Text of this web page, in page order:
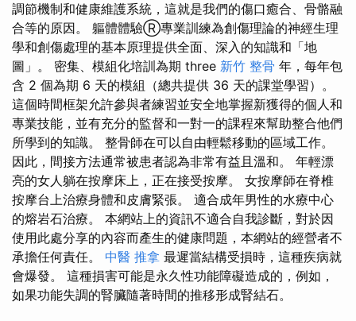
調節機制和健康維護系統，這就是我們的傷口癒合、骨骼融
合等的原因。 軀體體驗Ⓡ專業訓練為創傷理論的神經生理
學和創傷處理的基本原理提供全面、深入的知識和「地
圖」。 密集、模組化培訓為期 three 新竹 整骨 年，每年包
含 2 個為期 6 天的模組（總共提供 36 天的課堂學習）。
這個時間框架允許參與者練習並安全地掌握新獲得的個人和
專業技能，並有充分的監督和一對一的課程來幫助整合他們
所學到的知識。 整骨師在可以自由輕鬆移動的區域工作。
因此，間接方法通常被患者認為非常有益且溫和。 年輕漂
亮的女人躺在按摩床上，正在接受按摩。 女按摩師在脊椎
按摩台上治療身體和皮膚緊張。 適合成年男性的水療中心
的熔岩石治療。 本網站上的資訊不適合自我診斷，對於因
使用此處分享的內容而產生的健康問題，本網站的經營者不
承擔任何責任。 中醫 推拿 最遲當結構受損時，這種疾病就
會爆發。 這種損害可能是永久性功能障礙造成的，例如，
如果功能失調的腎臟隨著時間的推移形成腎結石。